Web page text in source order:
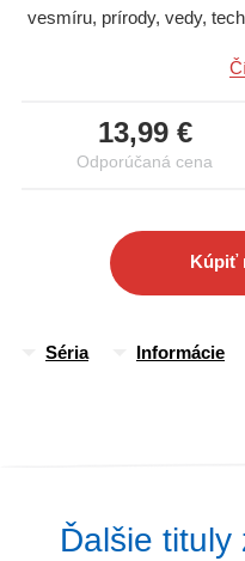
vesmíru, prírody, vedy,
prehľadne venovaná
nemusíte vedieť všetko,
odpovie táto
13,99 €
Odporúčaná cena
Kúpiť
Séria Informácie
Ďalšie tituly